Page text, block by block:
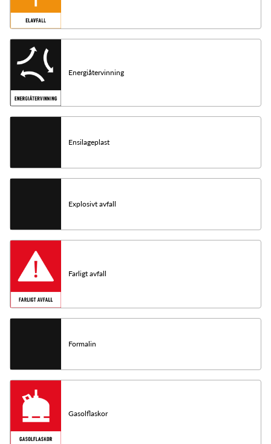
Energiåtervinning
Ensilageplast
Explosivt avfall
Farligt avfall
Formalin
Gasolflaskor